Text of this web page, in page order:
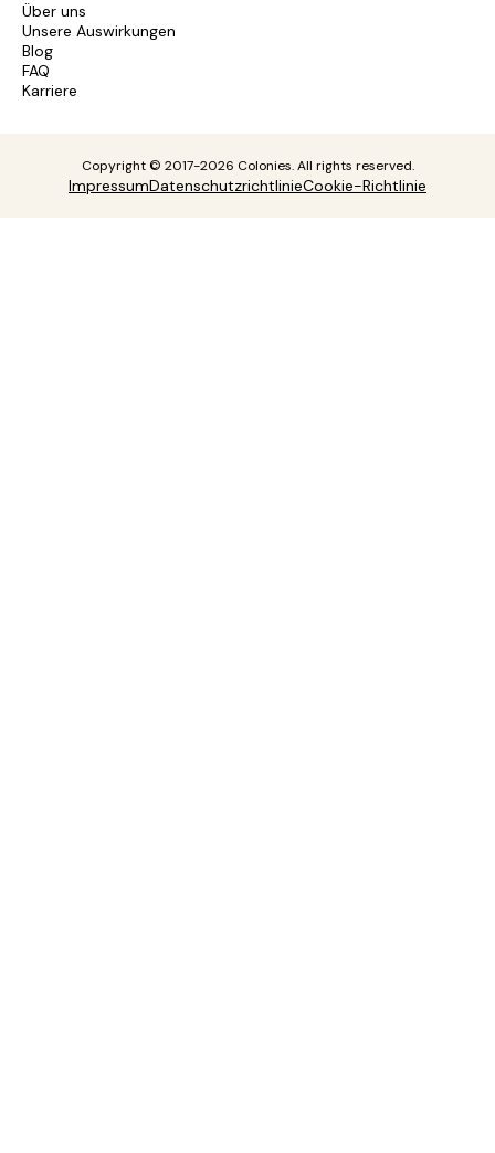
Über uns
Unsere Auswirkungen
Blog
FAQ
Karriere
Copyright © 2017-2026 Colonies. All rights reserved.
ImpressumDatenschutzrichtlinieCookie-Richtlinie